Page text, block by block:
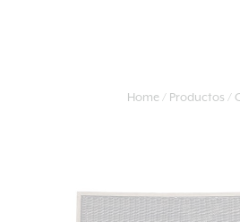
Home Productos